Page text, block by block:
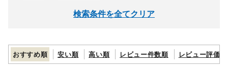
検索条件を全てクリア
おすすめ順 安い順 高い順 レビュー件数順 レビュー評価順